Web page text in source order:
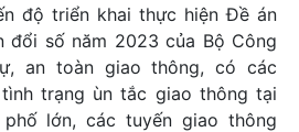
độ triển khai thực hiện Đề án
đổi số năm 2023 của Bộ Công
an toàn giao thông, có các
trạng ùn tắc giao thông tại
lớn, các tuyến giao thông